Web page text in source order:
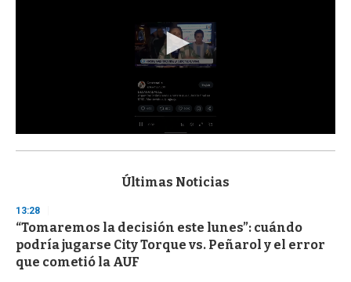
s
d
s
o
f
3
Últimas Noticias
13:28
“Tomaremos la decisión este lunes”: cuándo
podría jugarse City Torque vs. Peñarol y el error
que cometió la AUF